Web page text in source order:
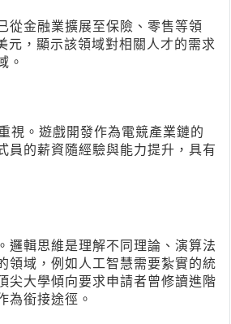
從金融業擴展至保險、零售等領
，顯示該領域對相關人才的需求
。
視。遊戲開發作為電競產業鏈的
員的薪資隨經驗與能力提升，具有
邏輯思維是理解不同理論、演算法
領域，例如人工智慧需要紮實的統
尖大學傾向要求申請者曾修讀進階
為銜接途徑。